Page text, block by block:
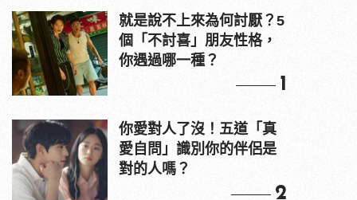
就是說不上來為何討厭？5
個「不討喜」朋友性格，
你遇過哪一種？
1
你愛對人了沒！五道「真
愛自問」識別你的伴侶是
對的人嗎？
2